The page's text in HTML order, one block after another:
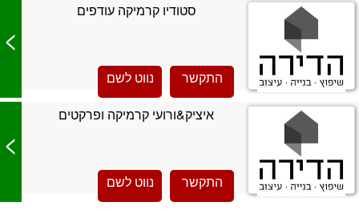
סטודיו קרמיקה עודפים
התקשר נווט לשם
>
איציק&ורועי קרמיקה ופרקטים
התקשר נווט לשם
>